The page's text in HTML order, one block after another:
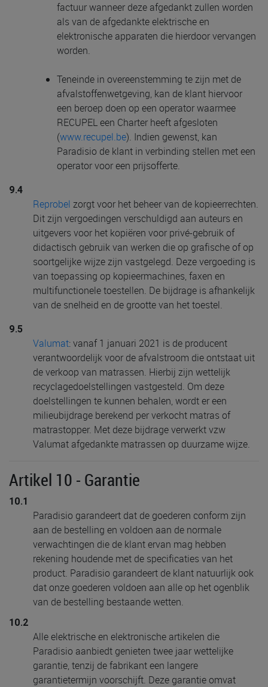
factuur wanneer deze afgedankt zullen worden
als van de afgedankte elektrische en
elektronische apparaten die hierdoor vervangen
worden.
Teneinde in overeenstemming te zijn met de
afvalstoffenwetgeving, kan de klant hiervoor
een beroep doen op een operator waarmee
RECUPEL een Charter heeft afgesloten
(www.recupel.be). Indien gewenst, kan
Paradisio de klant in verbinding stellen met een
operator voor een prijsofferte.
9.4
Reprobel zorgt voor het beheer van de kopieerrechten.
Dit zijn vergoedingen verschuldigd aan auteurs en
uitgevers voor het kopiëren voor privé-gebruik of
didactisch gebruik van werken die op grafische of op
soortgelijke wijze zijn vastgelegd. Deze vergoeding is
van toepassing op kopieermachines, faxen en
multifunctionele toestellen. De bijdrage is afhankelijk
van de snelheid en de grootte van het toestel.
9.5
Valumat: vanaf 1 januari 2021 is de producent
verantwoordelijk voor de afvalstroom die ontstaat uit
de verkoop van matrassen. Hierbij zijn wettelijk
recyclagedoelstellingen vastgesteld. Om deze
doelstellingen te kunnen behalen, wordt er een
milieubijdrage berekend per verkocht matras of
matrastopper. Met deze bijdrage verwerkt vzw
Valumat afgedankte matrassen op duurzame wijze.
Artikel 10 - Garantie
10.1
Paradisio garandeert dat de goederen conform zijn
aan de bestelling en voldoen aan de normale
verwachtingen die de klant ervan mag hebben
rekening houdende met de specificaties van het
product. Paradisio garandeert de klant natuurlijk ook
dat onze goederen voldoen aan alle op het ogenblik
van de bestelling bestaande wetten.
10.2
Alle elektrische en elektronische artikelen die
Paradisio aanbiedt genieten twee jaar wettelijke
garantie, tenzij de fabrikant een langere
garantietermijn voorschijft. Deze garantie omvat